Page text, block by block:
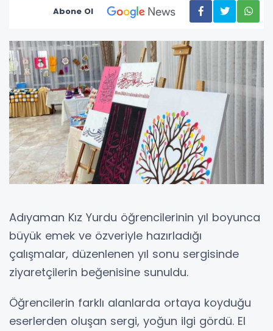
Abone Ol
Adıyaman Kız Yurdu öğrencilerinin yıl boyunca
büyük emek ve özveriyle hazırladığı
çalışmalar, düzenlenen yıl sonu sergisinde
ziyaretçilerin beğenisine sunuldu.
Öğrencilerin farklı alanlarda ortaya koyduğu
eserlerden oluşan sergi, yoğun ilgi gördü. El